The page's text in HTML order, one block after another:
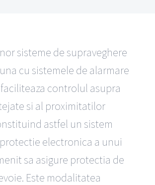
sisteme de supraveghere
cu sistemele de alarmare
controlul asupra
si al proximitatilor
astfel un sistem
electronica a unui
sa asigure protectia de
Este modalitatea